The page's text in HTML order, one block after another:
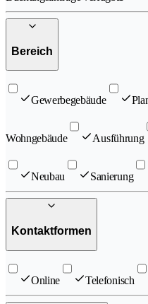
Bereich
Gewerbegebäude
Wohngebäude Ausführung
Neubau Sanierung
Kontaktformen
Online Telefonisch